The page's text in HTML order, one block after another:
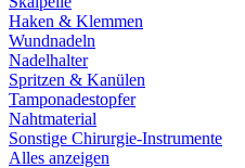
Haken & Klemmen
Wundnadeln
Nadelhalter
Spritzen & Kanülen
Tamponadestopfer
Nahtmaterial
Sonstige Chirurgie-Instrumente
Alles anzeigen